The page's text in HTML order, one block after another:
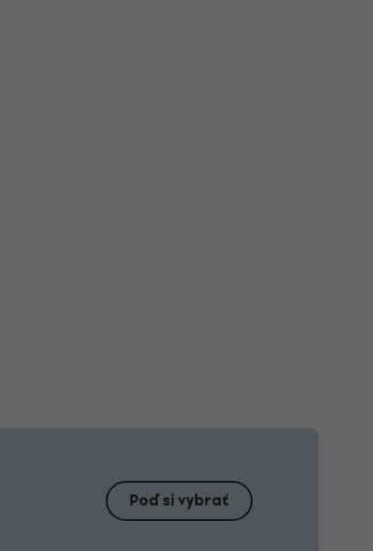
Poď si vybrať